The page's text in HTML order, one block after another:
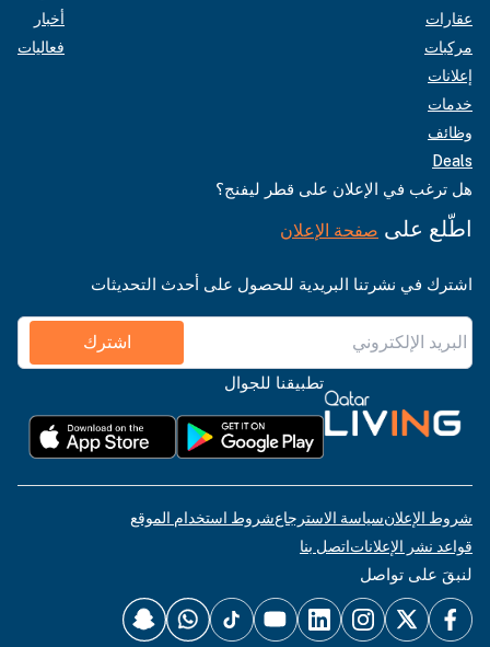
عقارات
مركبات
إعلانات
خدمات
وظائف
Deals
أخبار
فعاليات
هل ترغب في الإعلان على قطر ليفنج؟
اطّلع على صفحة الإعلان
اشترك في نشرتنا البريدية للحصول على أحدث التحديثات
اشترك
تطبيقنا للجوال
شروط الإعلانسياسة الاسترجاعشروط استخدام الموقع
قواعد نشر الإعلاناتاتصل بنا
لنبقَ على تواصل